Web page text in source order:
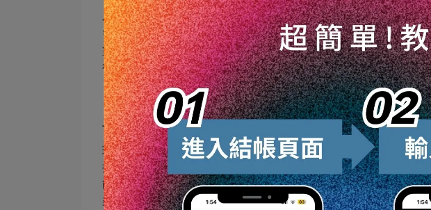
為了最大化玻璃封體劑的效果，使用時需要正確的方法和注意事
需要使用專業的玻璃清潔劑進行徹底清洗。接著，均勻地塗抹適
塗抹後，用乾淨的微纖維布輕輕擦拭，直至表面光潔如新。在整
行，以防止快速蒸發或不均勻的乾燥導致的條紋。
二、玻璃封體劑的多種使用方式📚
玻璃封體劑的多樣化使用方式不僅適用於汽車玻璃，家庭窗戶，也
抹過程既簡單又高效，首先，確保待處理的玻璃表面幹净無塵。這
能會阻礙封體劑形成均勻的保護層，從而影響最終效果。使用軟
柔以避免刮傷玻璃。用乾淨的布輕輕擦拭，直至表面看起來明亮